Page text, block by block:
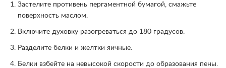
Застелите противень пергаментной бумагой, смажьте
поверхность маслом.
Включите духовку разогреваться до 180 градусов.
Разделите белки и желтки яичные.
Белки взбейте на невысокой скорости до образования пены.